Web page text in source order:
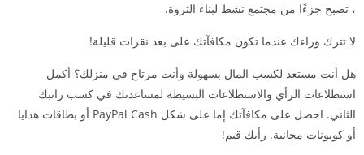
، تصبح جزءًا من مجتمع نشط لبناء الثروة.
لا تترك وراءك عندما تكون مكافآتك على بعد نقرات قليلة!
هل أنت مستعد لكسب المال بسهولة وأنت مرتاح في منزلك؟ أكمل
استطلاعات الرأي والاستطلاعات البسيطة لمساعدتك في كسب راتبك
الثاني. احصل على مكافآتك إما على شكل PayPal Cash أو بطاقات هدايا
أو كوبونات مجانية. رأيك قيم!